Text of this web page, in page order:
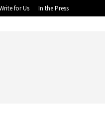
for Us In the Press